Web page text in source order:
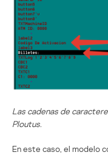
Las cadenas de
Ploutus.
En este caso, el modelo